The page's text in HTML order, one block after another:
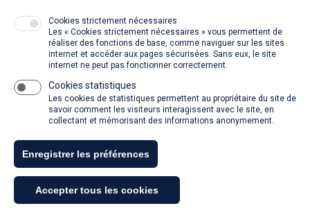
La SACD partout, quand vous voulez
Venir à la SACD
Tous droits réservés - SACD 2021
Mentions légales et conditions générales d'utilisation
Cookies strictement nécessaires
Les « Cookies strictement nécessaires » vous permettent de
réaliser des fonctions de base, comme naviguer sur les sites
internet et accéder aux pages sécurisées. Sans eux, le site
internet ne peut pas fonctionner correctement.
Cookies statistiques
Les cookies de statistiques permettent au propriétaire du site de
savoir comment les visiteurs interagissent avec le site, en
collectant et mémorisant des informations anonymement.
Enregistrer les préférences
Accepter tous les cookies